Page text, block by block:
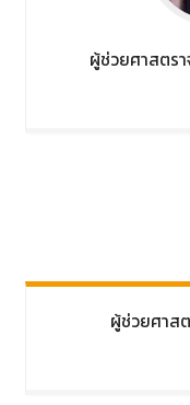
ผู้ช่วยศาสตร
ผู้ช่วยศาส